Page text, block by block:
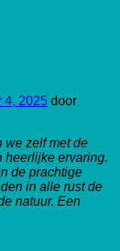
4, 2025 door
we zelf met de
heerlijke ervaring.
de prachtige
in alle rust de
natuur. Een